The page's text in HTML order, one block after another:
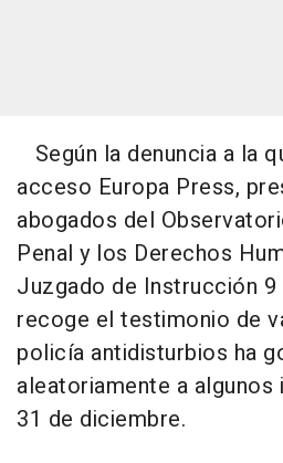
Según la denuncia a la
acceso Europa Press,
abogados del
Penal y los Derechos
Juzgado de Instrucción 9
recoge el testimonio de
policía antidisturbios ha
aleatoriamente a
31 de diciembre.